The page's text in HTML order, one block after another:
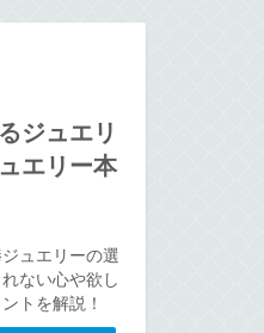
ジュエリ
エリー本
ュエリーの選
ない心や欲し
トを解説！